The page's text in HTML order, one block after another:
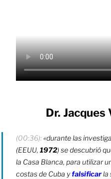
Dr. Jacques
(00:36):«durante las
(EEUU,1972) se descubrió
la Casa Blanca, para utilizar
costas de Cuba yfalsificarla